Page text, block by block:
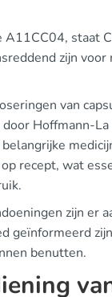
staat
zijn
van
Hoffmann-
recept, wat
zijn er
geïnformeerd
benutten.